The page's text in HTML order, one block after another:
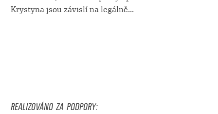
Krystyna jsou závislí na legálně...
REALIZOVÁNO ZA PODPORY: